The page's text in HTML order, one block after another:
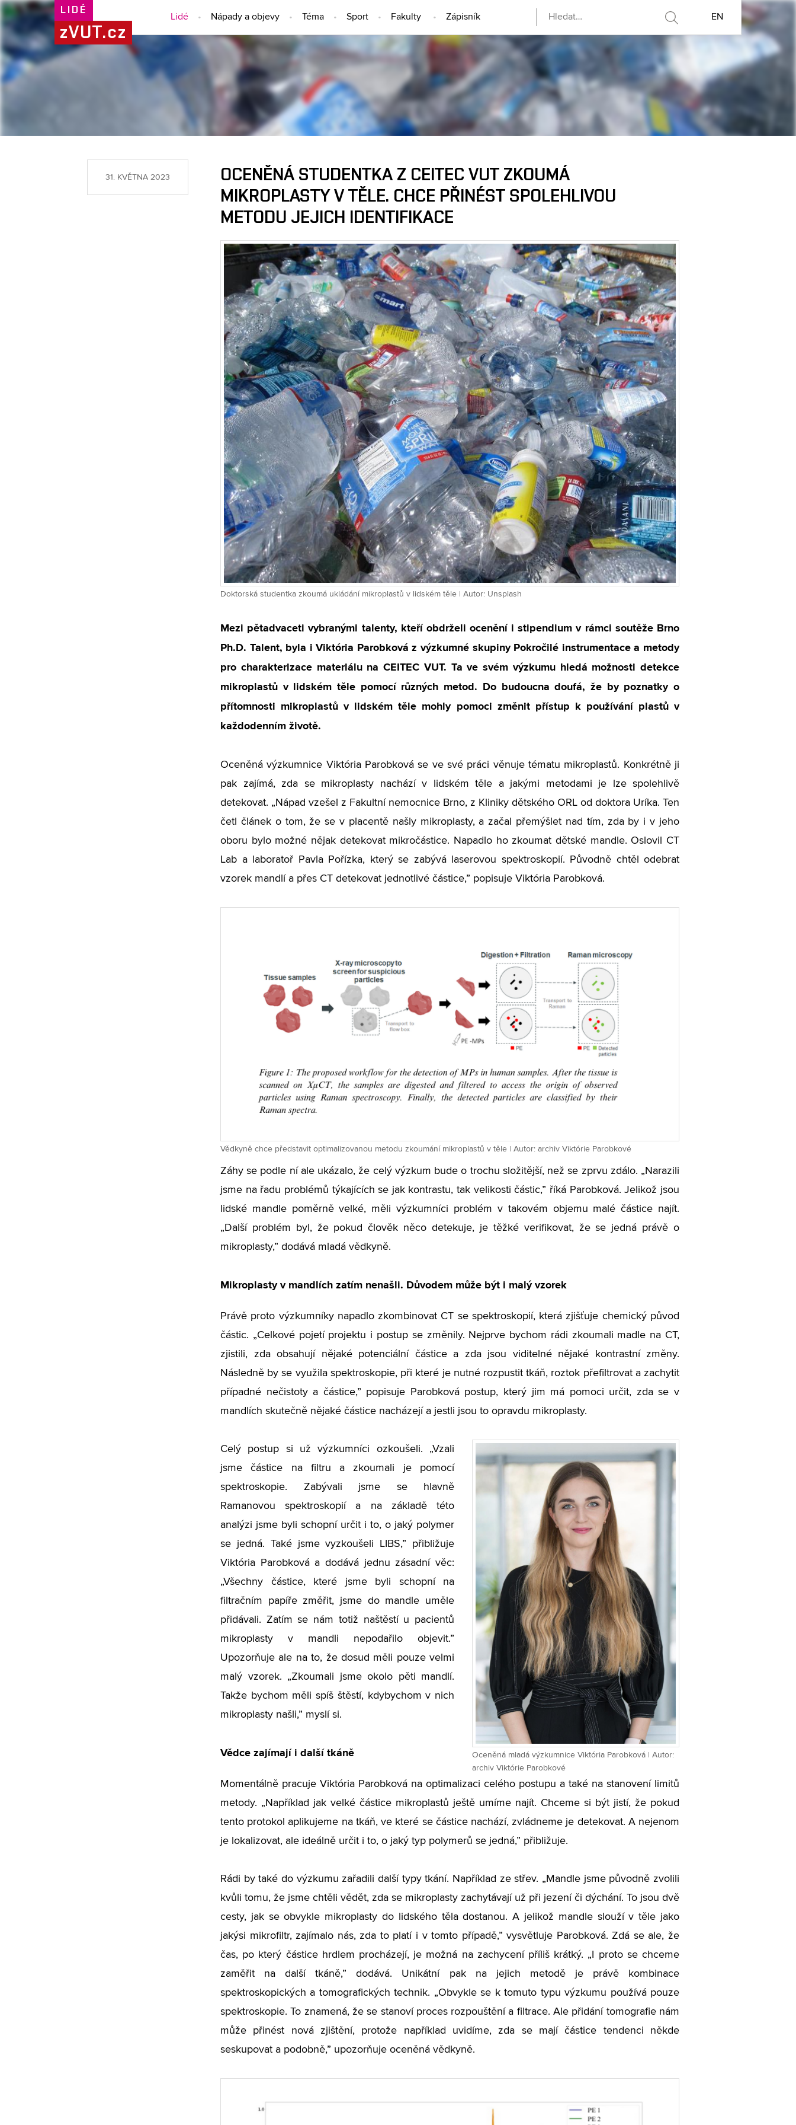
LIDÉ
zVUT.cz
Lidé Nápady a objevy Téma Sport Fakulty Zápisník EN
LIDÉ
31. KVĚTNA 2023
OCENĚNÁ STUDENTKA Z CEITEC VUT ZKOUMÁ
MIKROPLASTY V TĚLE. CHCE PŘINÉST SPOLEHLIVOU
METODU JEJICH IDENTIFIKACE
Doktorská studentka zkoumá ukládání mikroplastů v lidském těle | Autor: Unsplash
Mezi pětadvaceti vybranými talenty, kteří obdrželi ocenění i stipendium v rámci soutěže Brno
Ph.D. Talent, byla i Viktória Parobková z výzkumné skupiny Pokročilé instrumentace a metody
pro charakterizace materiálu na CEITEC VUT. Ta ve svém výzkumu hledá možnosti detekce
mikroplastů v lidském těle pomocí různých metod. Do budoucna doufá, že by poznatky o
přítomnosti mikroplastů v lidském těle mohly pomoci změnit přístup k používání plastů v
každodenním životě.
Oceněná výzkumnice Viktória Parobková se ve své práci věnuje tématu mikroplastů. Konkrétně ji
pak zajímá, zda se mikroplasty nachází v lidském těle a jakými metodami je lze spolehlivě
detekovat. „Nápad vzešel z Fakultní nemocnice Brno, z Kliniky dětského ORL od doktora Uríka. Ten
četl článek o tom, že se v placentě našly mikroplasty, a začal přemýšlet nad tím, zda by i v jeho
oboru bylo možné nějak detekovat mikročástice. Napadlo ho zkoumat dětské mandle. Oslovil CT
Lab a laboratoř Pavla Pořízka, který se zabývá laserovou spektroskopií. Původně chtěl odebrat
vzorek mandlí a přes CT detekovat jednotlivé částice,” popisuje Viktória Parobková.
Vědkyně chce představit optimalizovanou metodu zkoumání mikroplastů v těle | Autor: archiv Viktórie Parobkové
Záhy se podle ní ale ukázalo, že celý výzkum bude o trochu složitější, než se zprvu zdálo. „Narazili
jsme na řadu problémů týkajících se jak kontrastu, tak velikosti částic,” říká Parobková. Jelikož jsou
lidské mandle poměrně velké, měli výzkumníci problém v takovém objemu malé částice najít.
„Další problém byl, že pokud člověk něco detekuje, je těžké verifikovat, že se jedná právě o
mikroplasty,” dodává mladá vědkyně.
Mikroplasty v mandlích zatím nenašli. Důvodem může být i malý vzorek
Právě proto výzkumníky napadlo zkombinovat CT se spektroskopií, která zjišťuje chemický původ
částic. „Celkové pojetí projektu i postup se změnily. Nejprve bychom rádi zkoumali madle na CT,
zjistili, zda obsahují nějaké potenciální částice a zda jsou viditelné nějaké kontrastní změny.
Následně by se využila spektroskopie, při které je nutné rozpustit tkáň, roztok přefiltrovat a zachytit
případné nečistoty a částice,” popisuje Parobková postup, který jim má pomoci určit, zda se v
mandlích skutečně nějaké částice nacházejí a jestli jsou to opravdu mikroplasty.
Oceněná mladá výzkumnice Viktória Parobková | Autor:
archiv Viktórie Parobkové
Celý postup si už výzkumníci ozkoušeli. „Vzali
jsme částice na filtru a zkoumali je pomocí
spektroskopie. Zabývali jsme se hlavně
Ramanovou spektroskopií a na základě této
analýzi jsme byli schopní určit i to, o jaký polymer
se jedná. Také jsme vyzkoušeli LIBS,” přibližuje
Viktória Parobková a dodává jednu zásadní věc:
„Všechny částice, které jsme byli schopní na
filtračním papíře změřit, jsme do mandle uměle
přidávali. Zatím se nám totiž naštěstí u pacientů
mikroplasty v mandli nepodařilo objevit.”
Upozorňuje ale na to, že dosud měli pouze velmi
malý vzorek. „Zkoumali jsme okolo pěti mandlí.
Takže bychom měli spíš štěstí, kdybychom v nich
mikroplasty našli,” myslí si.
Vědce zajímají i další tkáně
Momentálně pracuje Viktória Parobková na optimalizaci celého postupu a také na stanovení limitů
metody. „Například jak velké částice mikroplastů ještě umíme najít. Chceme si být jistí, že pokud
tento protokol aplikujeme na tkáň, ve které se částice nachází, zvládneme je detekovat. A nejenom
je lokalizovat, ale ideálně určit i to, o jaký typ polymerů se jedná,” přibližuje.
Rádi by také do výzkumu zařadili další typy tkání. Například ze střev. „Mandle jsme původně zvolili
kvůli tomu, že jsme chtěli vědět, zda se mikroplasty zachytávají už při jezení či dýchání. To jsou dvě
cesty, jak se obvykle mikroplasty do lidského těla dostanou. A jelikož mandle slouží v těle jako
jakýsi mikrofiltr, zajímalo nás, zda to platí i v tomto případě,” vysvětluje Parobková. Zdá se ale, že
čas, po který částice hrdlem procházejí, je možná na zachycení příliš krátký. „I proto se chceme
zaměřit na další tkáně,” dodává. Unikátní pak na jejich metodě je právě kombinace
spektroskopických a tomografických technik. „Obvykle se k tomuto typu výzkumu používá pouze
spektroskopie. To znamená, že se stanoví proces rozpouštění a filtrace. Ale přidání tomografie nám
může přinést nová zjištění, protože například uvidíme, zda se mají částice tendenci někde
seskupovat a podobně,” upozorňuje oceněná vědkyně.